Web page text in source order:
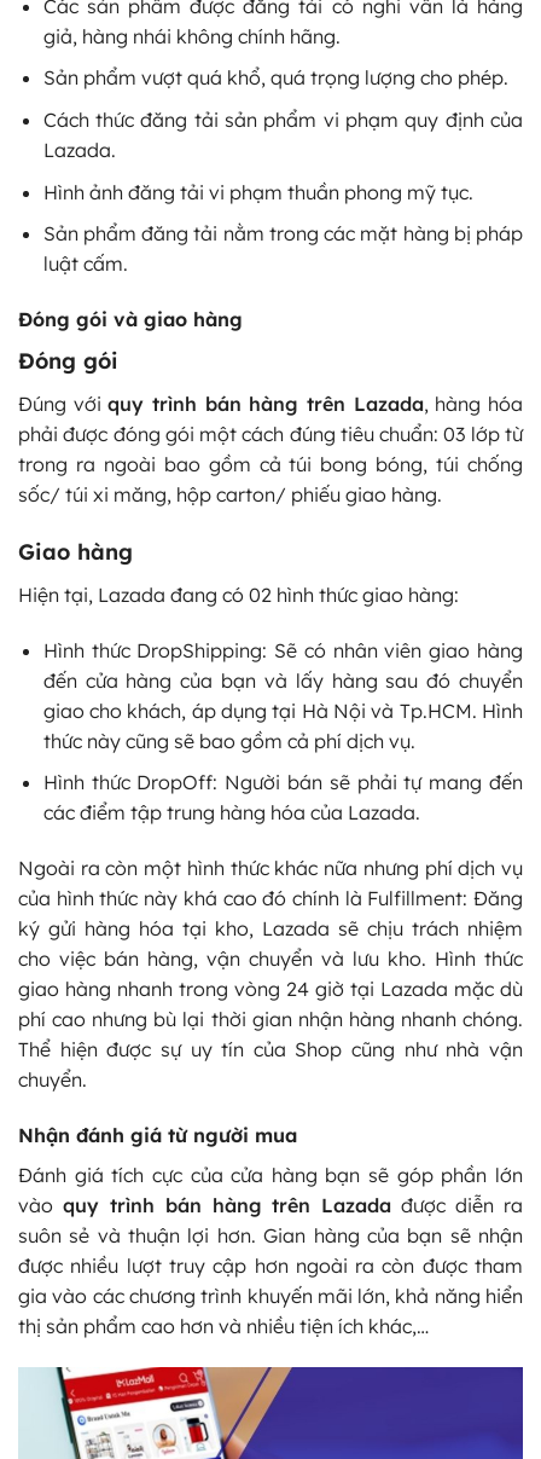
Các sản phẩm được đăng tải có nghi vấn là hàng
giả, hàng nhái không chính hãng.
Sản phẩm vượt quá khổ, quá trọng lượng cho phép.
Cách thức đăng tải sản phẩm vi phạm quy định của
Lazada.
Hình ảnh đăng tải vi phạm thuần phong mỹ tục.
Sản phẩm đăng tải nằm trong các mặt hàng bị pháp
luật cấm.
Đóng gói và giao hàng
Đóng gói
Đúng vớiquy trình bán hàng trên Lazada, hàng hóa
phải được đóng gói một cách đúng tiêu chuẩn: 03 lớp từ
trong ra ngoài bao gồm cả túi bong bóng, túi chống
sốc/ túi xi măng, hộp carton/ phiếu giao hàng.
Giao hàng
Hiện tại, Lazada đang có 02 hình thức giao hàng:
Hình thức DropShipping: Sẽ có nhân viên giao hàng
đến cửa hàng của bạn và lấy hàng sau đó chuyển
giao cho khách, áp dụng tại Hà Nội và Tp.HCM. Hình
thức này cũng sẽ bao gồm cả phí dịch vụ.
Hình thức DropOff: Người bán sẽ phải tự mang đến
các điểm tập trung hàng hóa của Lazada.
Ngoài ra còn một hình thức khác nữa nhưng phí dịch vụ
của hình thức này khá cao đó chính là Fulfillment: Đăng
ký gửi hàng hóa tại kho, Lazada sẽ chịu trách nhiệm
cho việc bán hàng, vận chuyển và lưu kho. Hình thức
giao hàng nhanh trong vòng 24 giờ tại Lazada mặc dù
phí cao nhưng bù lại thời gian nhận hàng nhanh chóng.
Thể hiện được sự uy tín của Shop cũng như nhà vận
chuyển.
Nhận đánh giá từ người mua
Đánh giá tích cực của cửa hàng bạn sẽ góp phần lớn
vào quy trình bán hàng trên Lazada được diễn ra
suôn sẻ và thuận lợi hơn. Gian hàng của bạn sẽ nhận
được nhiều lượt truy cập hơn ngoài ra còn được tham
gia vào các chương trình khuyến mãi lớn, khả năng hiển
thị sản phẩm cao hơn và nhiều tiện ích khác,…